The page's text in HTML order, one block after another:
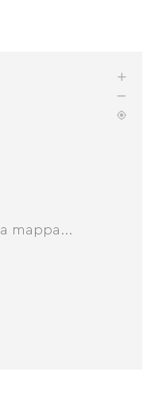
mappa...